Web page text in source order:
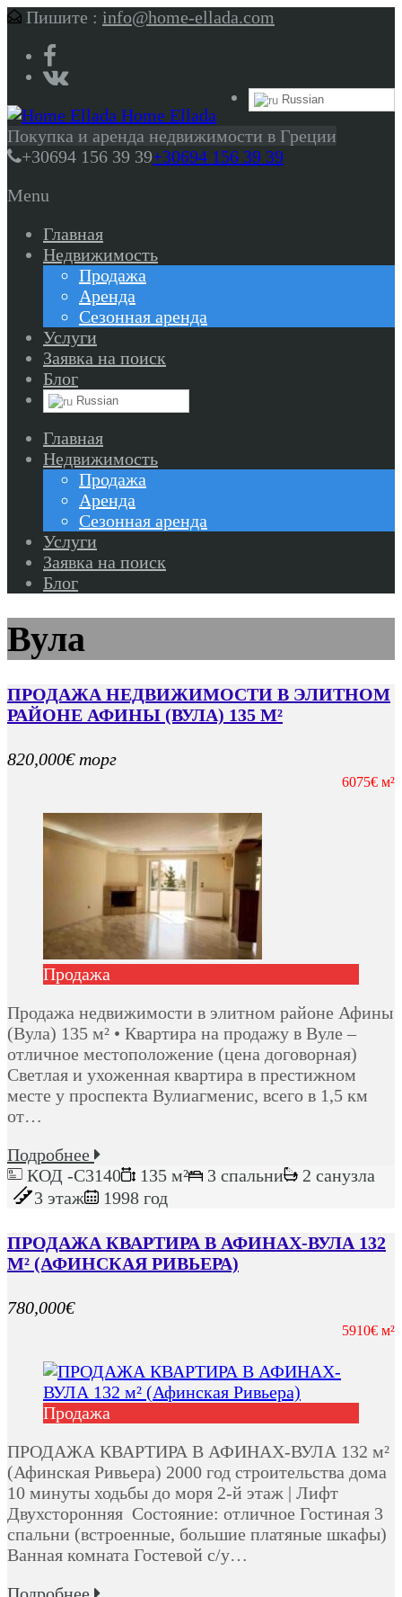
Пишите : info@home-ellada.com
Russian
Home Ellada
Покупка и аренда недвижимости в Греции
+30694 156 39 39+30694 156 39 39
Menu
Главная
Недвижимость
Продажа
Аренда
Сезонная аренда
Услуги
Заявка на поиск
Блог
Russian
Главная
Недвижимость
Продажа
Аренда
Сезонная аренда
Услуги
Заявка на поиск
Блог
Вула
ПРОДАЖА НЕДВИЖИМОСТИ В ЭЛИТНОМ
РАЙОНЕ АФИНЫ (ВУЛА) 135 М²
820,000€ торг
6075€ м²
Продажа
Продажа недвижимости в элитном районе Афины
(Вула) 135 м² • Квартира на продажу в Вуле –
отличное местоположение (цена договорная)
Светлая и ухоженная квартира в престижном
месте у проспекта Вулиагменис, всего в 1,5 км
от…
Подробнее
КОД -C3140
135 м² 3 спальни
2 санузла
3 этаж
1998 год
ПРОДАЖА КВАРТИРА В АФИНАХ-ВУЛА 132
М² (АФИНСКАЯ РИВЬЕРА)
780,000€
5910€ м²
Продажа
ПРОДАЖА КВАРТИРА В АФИНАХ-ВУЛА 132 м²
(Афинская Ривьера) 2000 год строительства дома
10 минуты ходьбы до моря 2-й этаж | Лифт
Двухсторонняя Состояние: отличное Гостиная 3
спальни (встроенные, большие платяные шкафы)
Ванная комната Гостевой с/у…